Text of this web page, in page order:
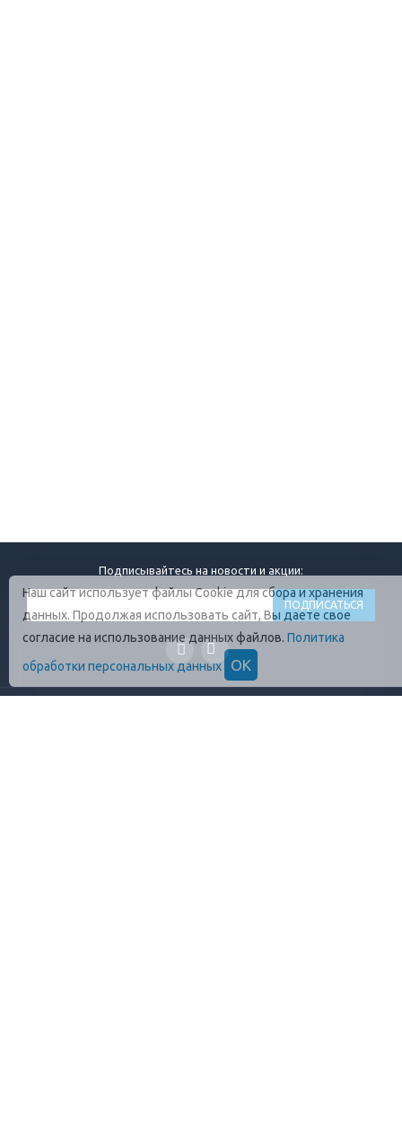
Подписывайтесь на новости и акции:
Наш сайт использует файлы Cookie для сбора и хранения
данных. Продолжая использовать сайт, Вы даете свое
согласие на использование данных файлов. Политика
обработки персональных данных
ОК